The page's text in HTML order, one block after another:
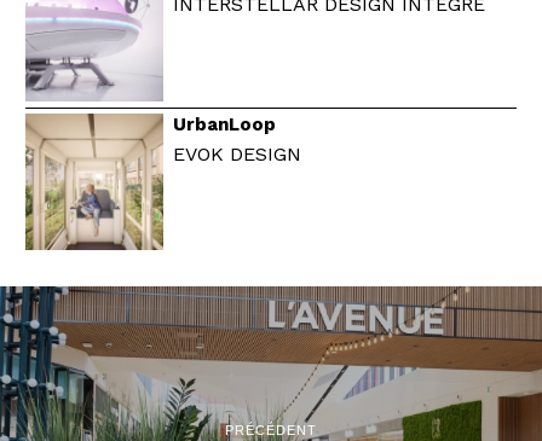
UrbanLoop
EVOK DESIGN
PRÉCÉDENT